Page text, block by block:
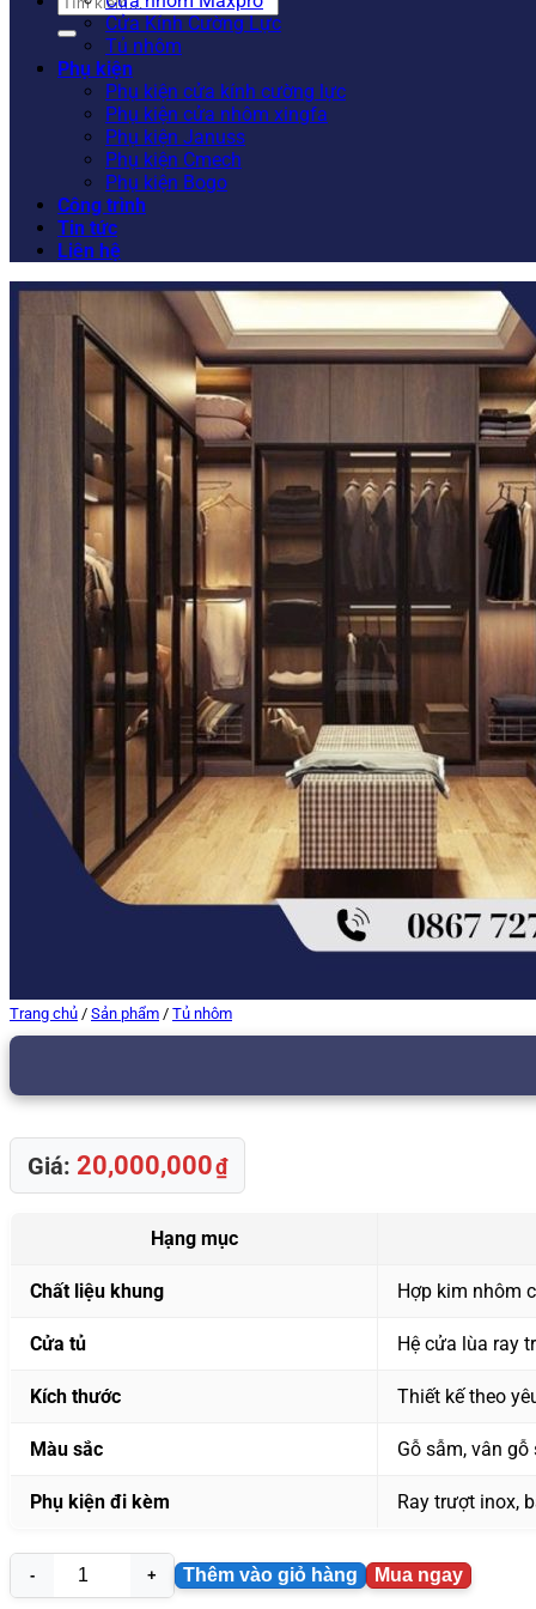
kiếm:Cửa Kính Cường Lực
Tủ nhôm
Phụ kiện
Phụ kiện cửa kính cường lực
Phụ kiện cửa nhôm xingfa
Phụ kiện Januss
Phụ kiện Cmech
Phụ kiện Bogo
Công trình
Tin tức
Liên hệ
Trang chủ / Sản phẩm / Tủ nhôm
Giá: 20,000,000₫
Hạng mục
Chất liệu khung Hợp kim nhôm
Cửa tủ Hệ cửa lùa ray
Kích thước Thiết kế theo
Màu sắc Gỗ sẫm, vân
Phụ kiện đi kèm Ray trượt inox,
Tủ
Thêm vào giỏ hàng Mua ngay